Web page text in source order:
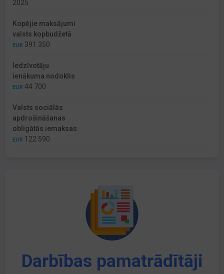
2025
Kopējie maksājumi
valsts kopbudžetā
EUR 391 350
Iedzīvotāju
ienākuma nodoklis
EUR 44 700
Valsts sociālās
apdrošināšanas
obligātās iemaksas
EUR 122 590
Darbības pamatrādītāji